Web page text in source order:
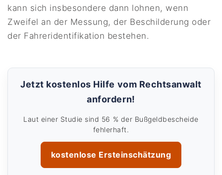
kann sich insbesondere dann lohnen, wenn
Zweifel an der Messung, der Beschilderung oder
der Fahreridentifikation bestehen.
Jetzt kostenlos Hilfe vom Rechtsanwalt
anfordern!
Laut einer Studie sind 56 % der Bußgeldbescheide
fehlerhaft.
kostenlose Ersteinschätzung